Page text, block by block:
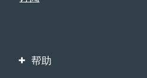
帮助